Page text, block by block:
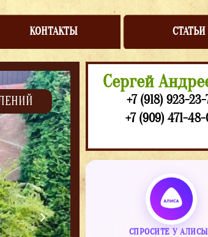
КОНТАКТЫ СТАТЬИ
Сергей
+7 (918) 923-23-
+7 (909) 471-
СПРОСИТЕ У АЛИСЫ